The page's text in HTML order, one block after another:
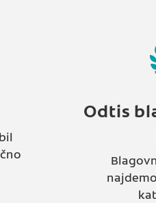
Odtis